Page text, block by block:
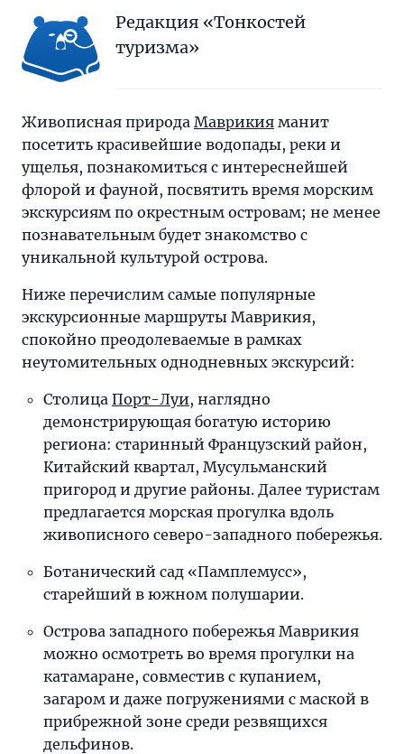
Редакция «Тонкостей
туризма»
Живописная природа Маврикия манит
посетить красивейшие водопады, реки и
ущелья, познакомиться с интереснейшей
флорой и фауной, посвятить время морским
экскурсиям по окрестным островам; не менее
познавательным будет знакомство с
уникальной культурой острова.
Ниже перечислим самые популярные
экскурсионные маршруты Маврикия,
спокойно преодолеваемые в рамках
неутомительных однодневных экскурсий:
Столица Порт-Луи, наглядно
демонстрирующая богатую историю
региона: старинный Французский район,
Китайский квартал, Мусульманский
пригород и другие районы. Далее туристам
предлагается морская прогулка вдоль
живописного северо-западного побережья.
Ботанический сад «Памплемусс»,
старейший в южном полушарии.
Острова западного побережья Маврикия
можно осмотреть во время прогулки на
катамаране, совместив с купанием,
загаром и даже погружениями с маской в
прибрежной зоне среди резвящихся
дельфинов.